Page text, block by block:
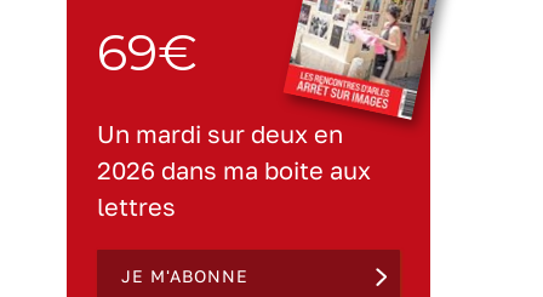
69€
Un mardi sur deux en
2026 dans ma boite aux
lettres
JE M'ABONNE